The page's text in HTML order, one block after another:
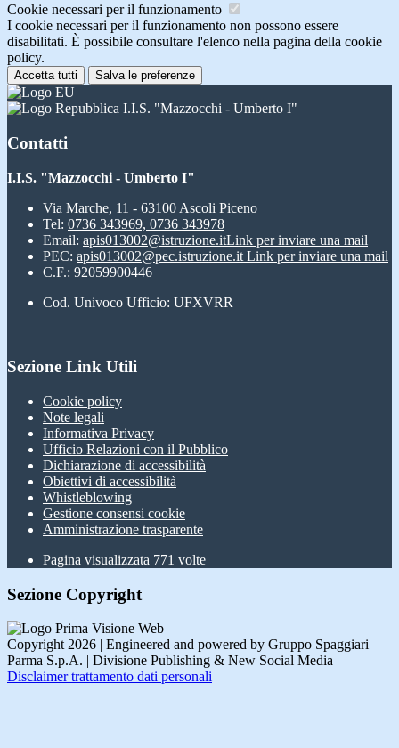
Cookie necessari per il funzionamento
I cookie necessari per il funzionamento non possono essere
disabilitati. È possibile consultare l'elenco nella pagina della cookie
policy.
Accetta tutti Salva le preferenze
I.I.S. "Mazzocchi - Umberto I"
Contatti
I.I.S. "Mazzocchi - Umberto I"
Via Marche, 11 - 63100 Ascoli Piceno
Tel: 0736 343969, 0736 343978
Email: apis013002@istruzione.itLink per inviare una mail
PEC: apis013002@pec.istruzione.it Link per inviare una mail
C.F.: 92059900446
Cod. Univoco Ufficio: UFXVRR
Sezione Link Utili
Cookie policy
Note legali
Informativa Privacy
Ufficio Relazioni con il Pubblico
Dichiarazione di accessibilità
Obiettivi di accessibilità
Whistleblowing
Gestione consensi cookie
Amministrazione trasparente
Pagina visualizzata 771 volte
Sezione Copyright
Copyright 2026 | Engineered and powered by Gruppo Spaggiari
Parma S.p.A. | Divisione Publishing & New Social Media
Disclaimer trattamento dati personali